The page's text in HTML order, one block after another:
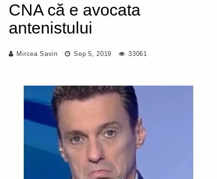
CNA că e avocata
antenistului
Mircea Savin Sep 5, 2019 33061